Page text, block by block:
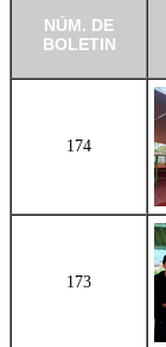
NÚM. DE
BOLETIN
174
173